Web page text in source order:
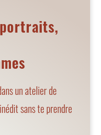
un atelier de
sans te prendre